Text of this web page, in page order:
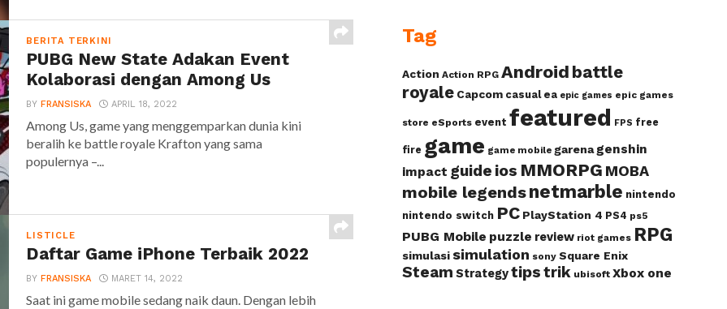
BERITA TERKINI
PUBG New State Adakan Event
Kolaborasi dengan Among Us
BYFRANSISKA APRIL 18, 2022
Among Us, game yang menggemparkan dunia kini
beralih ke battle royale Krafton yang sama
populernya –...
LISTICLE
Daftar Game iPhone Terbaik 2022
BYFRANSISKA MARET 14, 2022
Saat ini game mobile sedang naik daun. Dengan lebih
Tag
Action Action RPG Android battle
royale Capcom casual ea epic games epic games
store eSports event featured FPS free
fire game game mobile garena genshin
impact guide ios MMORPG MOBA
mobile legendsnetmarble nintendo
nintendo switch PC PlayStation 4 PS4 ps5
PUBG Mobile puzzle review riot games RPG
simulasi simulation sony Square Enix
Steam Strategytipstrik ubisoft Xbox one